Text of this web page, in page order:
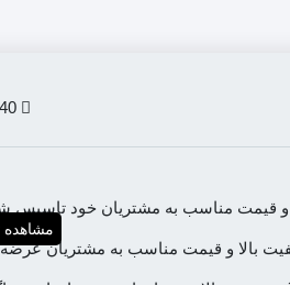
و قیمت مناسب به مشتریان خود
کیفیت بالا و قیمت مناسب به مشتریان
مشاهده